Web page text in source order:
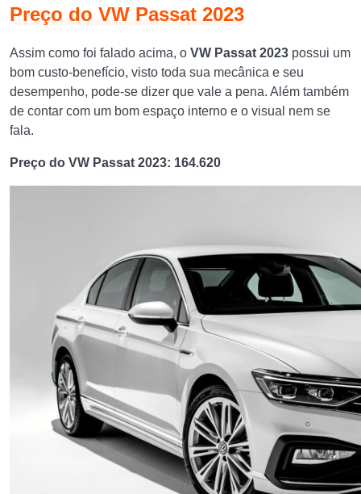
Preço do VW Passat 2023
Assim como foi falado acima, o VW Passat 2023 possui um
bom custo-benefício, visto toda sua mecânica e seu
desempenho, pode-se dizer que vale a pena. Além também
de contar com um bom espaço interno e o visual nem se
fala.
Preço do VW Passat 2023: 164.620